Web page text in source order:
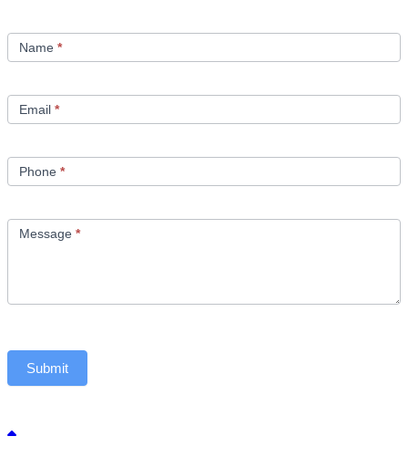
UsName *
Email *
Phone *
Message *
Submit
Back to top